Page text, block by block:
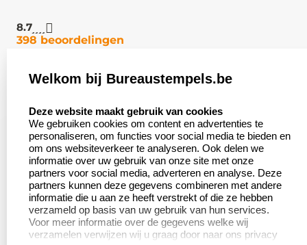
8.7
398 beoordelingen
Klantenservice:
Contact
Veel gestelde vragen
Retourneren
Herroepingsrecht
Zakelijk:
Aanvraag op maat
Wederverkoper
worden
Betaling &
Verzending
Productinformatie:
Welkom bij Bureaustempels.be
Deze website maakt gebruik van cookies
We gebruiken cookies om content en advertenties te
personaliseren, om functies voor social media te bieden en
om ons websiteverkeer te analyseren. Ook delen we
informatie over uw gebruik van onze site met onze
partners voor social media, adverteren en analyse. Deze
partners kunnen deze gegevens combineren met andere
informatie die u aan ze heeft verstrekt of die ze hebben
verzameld op basis van uw gebruik van hun services.
Voor meer informatie over de gegevens welke wij
verzamelen verwijzen wij u graag door naar ons privacy